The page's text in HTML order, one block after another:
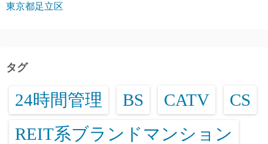
東京都足立区
タグ
24時間管理 BS CATV CS
REIT系ブランドマンション